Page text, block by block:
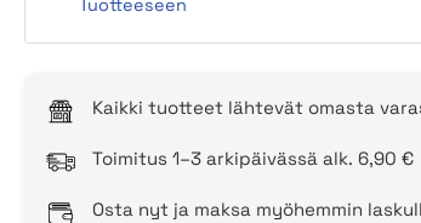
Kaikki tuotteet lähtevät omasta
Toimitus 1–3 arkipäivässä alk. 6,90 €
Osta nyt ja maksa myöhemmin